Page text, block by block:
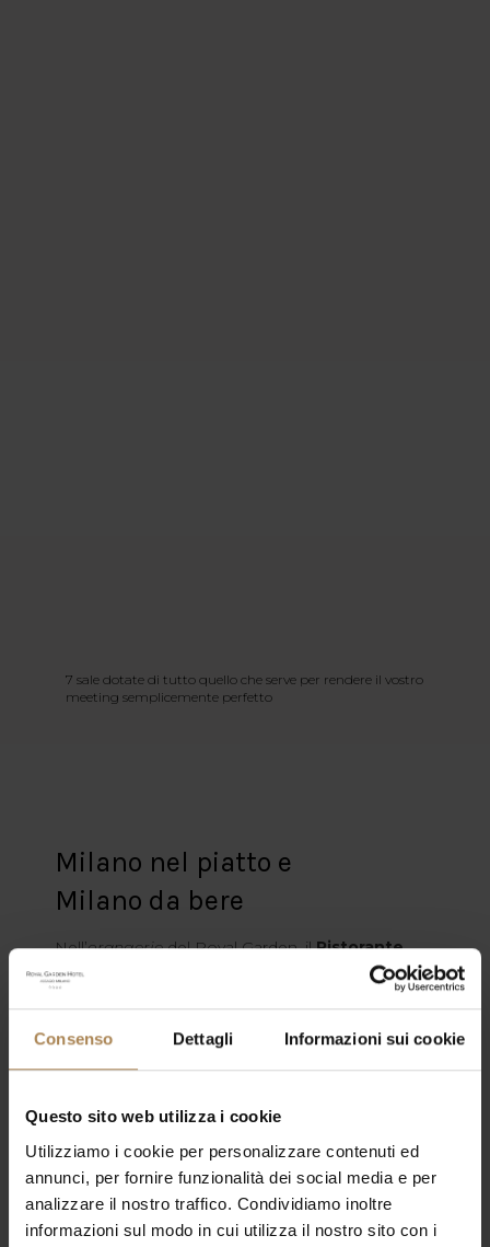
Consenso Dettagli Informazioni sui cookie
Questo sito web utilizza i cookie
Utilizziamo i cookie per personalizzare contenuti ed
annunci, per fornire funzionalità dei social media e per
analizzare il nostro traffico. Condividiamo inoltre
informazioni sul modo in cui utilizza il nostro sito con i
7 sale dotate di tutto quello che serve per rendere il vostro
meeting semplicemente perfetto
Milano nel piatto e
Milano da bere
Nell’orangeriedel Royal Garden, ilRistorante
The Blue Crab
offre piatti internazionali e della
tradizione milanese. L’atmosfera da fumoir di altri
tempi delThe Captain’s Bar, con vista sui
giardini, è perfetta per incontri dopo cena o